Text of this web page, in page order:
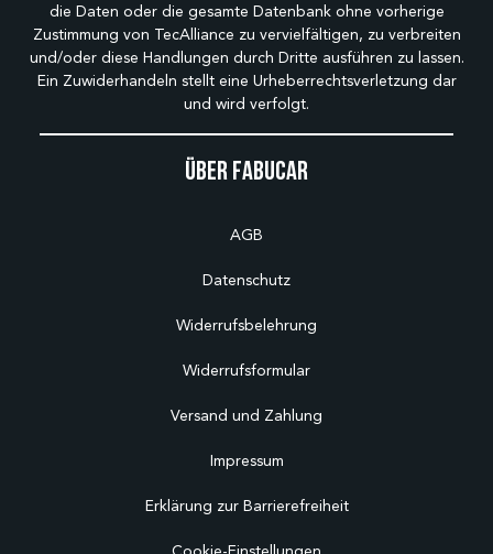
Über Fabucar
AGB
Datenschutz
Widerrufsbelehrung
Widerrufsformular
Versand und Zahlung
Impressum
Erklärung zur Barrierefreiheit
die Daten oder die gesamte Datenbank ohne vorherige
Zustimmung von TecAlliance zu vervielfältigen, zu verbreiten
und/oder diese Handlungen durch Dritte ausführen zu lassen.
Ein Zuwiderhandeln stellt eine Urheberrechtsverletzung dar
und wird verfolgt.